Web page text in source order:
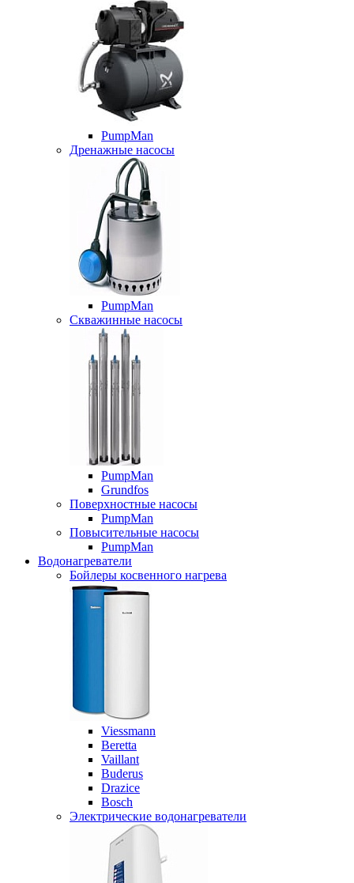
PumpMan
Дренажные насосы
PumpMan
Скважинные насосы
PumpMan
Grundfos
Поверхностные насосы
PumpMan
Повысительные насосы
PumpMan
Водонагреватели
Бойлеры косвенного нагрева
Viessmann
Beretta
Vaillant
Buderus
Drazice
Bosch
Электрические водонагреватели